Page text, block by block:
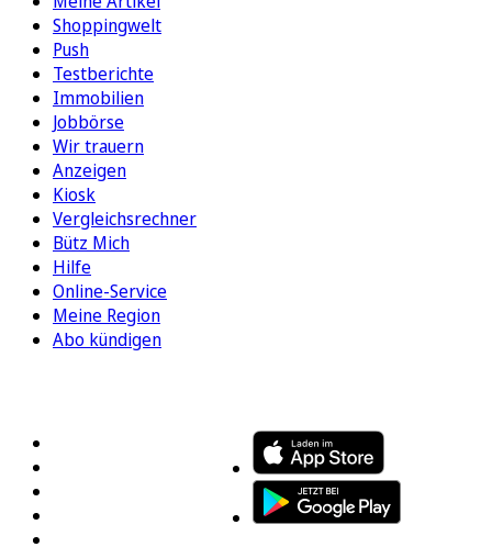
Shoppingwelt
Push
Testberichte
Immobilien
Jobbörse
Wir trauern
Anzeigen
Kiosk
Vergleichsrechner
Bütz Mich
Hilfe
Online-Service
Meine Region
Abo kündigen